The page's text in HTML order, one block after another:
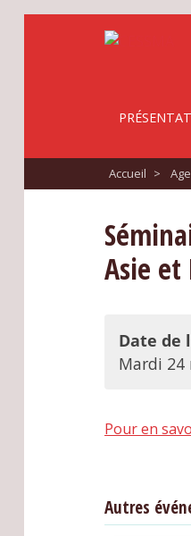
Accueil >
Asie
Date de
Mardi 24
Pour en
Autres